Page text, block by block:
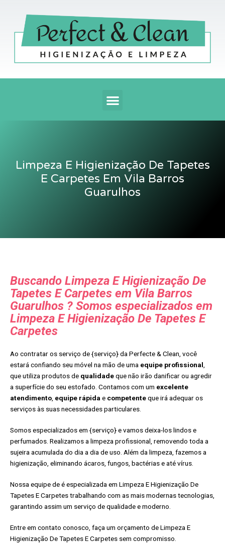
conteúdo
Menu
Limpeza E Higienização De Tapetes
E Carpetes Em Vila Barros
Guarulhos
Buscando Limpeza E Higienização De
Tapetes E Carpetes em Vila Barros
Guarulhos ? Somos especializados em
Limpeza E Higienização De Tapetes E
Carpetes
Ao contratar os serviço de {serviço} da Perfecte & Clean, você
estará confiando seu móvel na mão de uma equipe profissional
que utiliza produtos de qualidadeque não irão danificar ou agredir
a superfície do seu estofado. Contamos com um excelente
atendimento equipe rápida e competenteque irá adequar os
serviços às suas necessidades particulares.
Somos especializados em {serviço} e vamos deixa-los lindos e
perfumados. Realizamos a limpeza profissional, removendo toda a
sujeira acumulada do dia a dia de uso. Além da limpeza, fazemos a
higienização, eliminando ácaros, fungos, bactérias e até vírus.
Nossa equipe de é especializada em Limpeza E Higienização De
Tapetes E Carpetes trabalhando com as mais modernas tecnologias,
garantindo assim um serviço de qualidade e moderno.
Entre em contato conosco, faça um orçamento de Limpeza E
Higienização De Tapetes E Carpetes sem compromisso.